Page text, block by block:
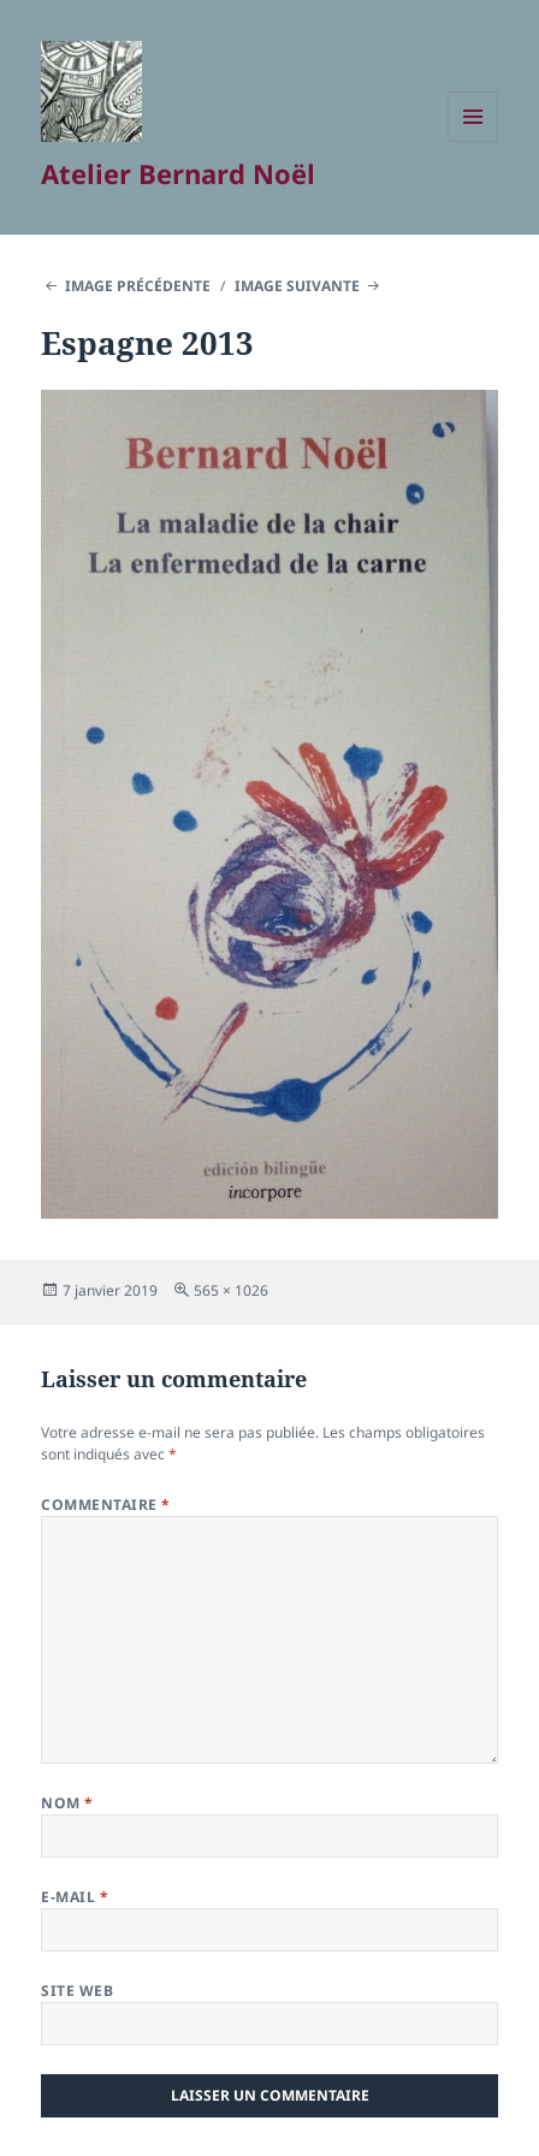
Atelier Bernard Noël
IMAGE PRÉCÉDENTE IMAGE SUIVANTE
Espagne 2013
Publié
7 janvier 2019
Taille
565 × 1026
Laisser un commentaire
Votre adresse e-mail ne sera pas publiée. Les champs obligatoires
sont indiqués avec*
COMMENTAIRE*
NOM*
E-MAIL *
SITE WEB